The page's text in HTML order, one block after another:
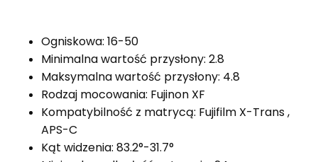
Ogniskowa: 16-50
Minimalna wartość przysłony: 2.8
Maksymalna wartość przysłony: 4.8
Rodzaj mocowania: Fujinon XF
Kompatybilność z matrycą: Fujifilm X-Trans ,
APS-C
Kąt widzenia: 83.2°-31.7°